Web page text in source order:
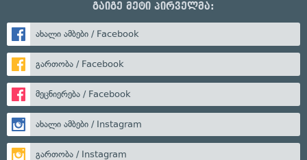
გაიგე მეტი პირველმა:
ახალი ამბები / Facebook
გართობა / Facebook
მეცნიერება / Facebook
ახალი ამბები / Instagram
გართობა / Instagram